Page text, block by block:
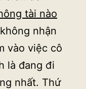
tài nào
nhận
vào việc cô
là đang đi
nhất. Thứ